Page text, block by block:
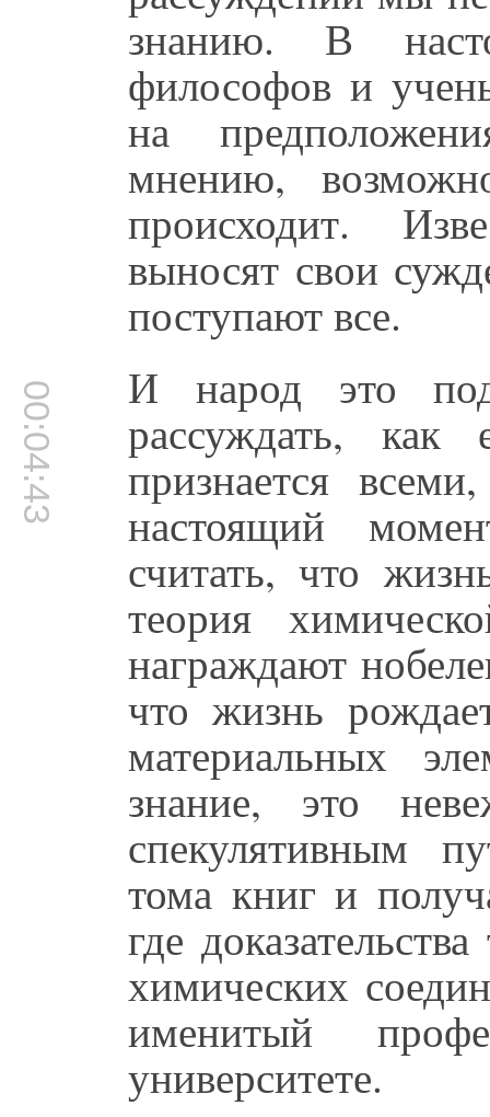
знанию. В
философов и
на
мнению,
происходит.
выносят свои
поступают все.
00:04:43 И народ это
рассуждать,
признается
настоящий
считать, что
теория
награждают
что жизнь
материальных
знание, это
спекулятивным
тома книг и
где
химических
именитый
университете.